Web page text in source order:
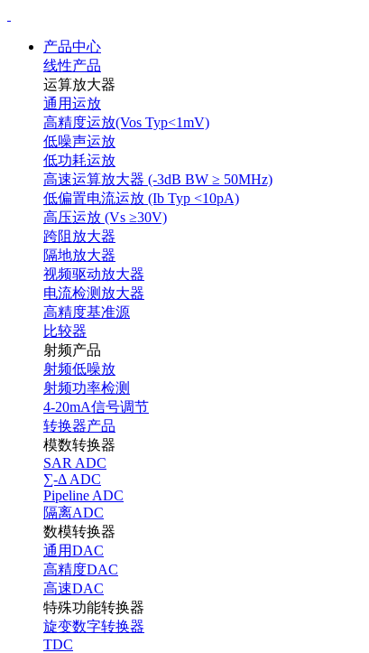
产品中心
线性产品
运算放大器
通用运放
高精度运放(Vos Typ<1mV)
低噪声运放
低功耗运放
高速运算放大器 (-3dB BW ≥ 50MHz)
低偏置电流运放 (Ib Typ <10pA)
高压运放 (Vs ≥30V)
跨阻放大器
隔地放大器
视频驱动放大器
电流检测放大器
高精度基准源
比较器
射频产品
射频低噪放
射频功率检测
4-20mA信号调节
转换器产品
模数转换器
SAR ADC
∑-Δ ADC
Pipeline ADC
隔离ADC
数模转换器
通用DAC
高精度DAC
高速DAC
特殊功能转换器
旋变数字转换器
TDC